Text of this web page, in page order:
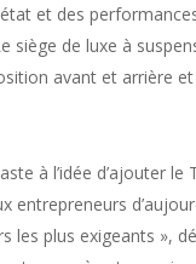
et des
siège de luxe à
avant et arrière
à l’idée d’ajouter
entrepreneurs
les plus exigeants »,